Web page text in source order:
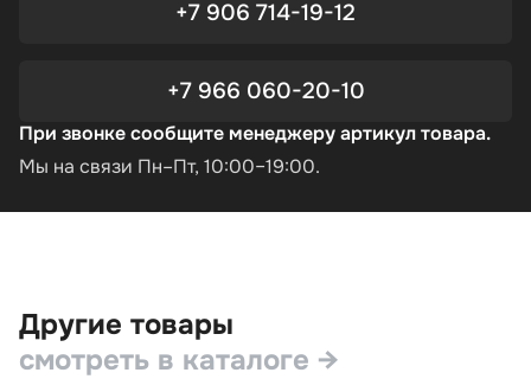
+7 906 714-19-12
+7 966 060-20-10
При звонке сообщите менеджеру артикул товара.
Мы на связи Пн–Пт, 10:00–19:00.
Другие товары
смотреть в каталоге →